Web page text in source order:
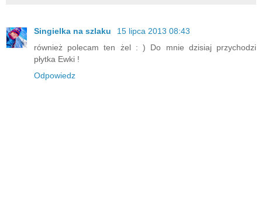
Singielka na szlaku
15 lipca 2013 08:43
również polecam ten żel : ) Do mnie dzisiaj przychodzi
płytka Ewki !
Odpowiedz